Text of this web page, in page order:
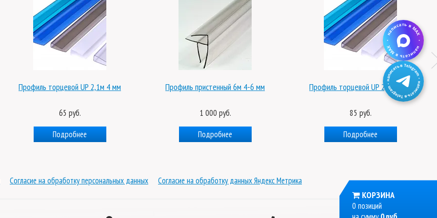
Профиль торцевой UP 2,1м 4 мм
65 руб.
Подробнее
Профиль пристенный 6м 4-6 мм
1 000 руб.
Подробнее
Профиль торцевой UP 2,1м 8 мм
85 руб.
Подробнее
Согласие на обработку персональных данных Согласие на обработку данных Яндекс Метрика
КОРЗИНА
0 позиций